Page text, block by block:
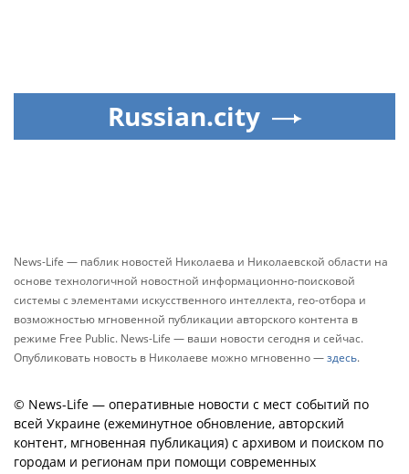
Russian.city
News-Life — паблик новостей Николаева и Николаевской области на
основе технологичной новостной информационно-поисковой
системы с элементами искусственного интеллекта, гео-отбора и
возможностью мгновенной публикации авторского контента в
режиме Free Public. News-Life — ваши новости сегодня и сейчас.
Опубликовать новость в Николаеве можно мгновенно —здесь.
© News-Life — оперативные новости с мест событий по
всей Украине (ежеминутное обновление, авторский
контент, мгновенная публикация) с архивом и поиском по
городам и регионам при помощи современных